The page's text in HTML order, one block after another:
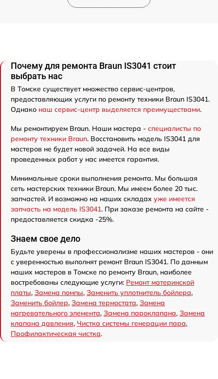
Почему для ремонта Braun IS3041 стоит
выбрать нас
В Томске существует множество сервис-центров,
предоставляющих услуги по ремонту техники Braun IS3041.
Однако наш сервис-центр выделяется преимуществами.
Мы ремонтируем Braun. Наши мастера - специалисты по
ремонту техники Braun. Восстановить модель IS3041 для
мастеров не будет новой задачей. На все виды
проведенных работ у нас имеется гарантия.
Минимальные сроки выполнения ремонта. Мы большая
сеть мастерских техники Braun. Мы имеем более 20 тыс.
запчастей. И возможно на наших складах уже имеется
запчасть на модель IS3041. При заказе ремонта на сайте -
предоставляется скидка -25%.
Знаем свое дело
Будьте уверены в профессионализме наших мастеров - они
с уверенностью выполнят ремонт Braun IS3041. По данным
наших мастеров в Томске по ремонту Braun, наиболее
востребованы следующие услуги: Ремонт материнской
платы, Замена помпы, Заменить уплотнитель бойлера,
Заменить бойлер, Замена термостата, Замена
нагревательного элемента, Замена пароклапана, Замена
клапана давления, Чистка системы генерации пара,
Профилактическая чистка.